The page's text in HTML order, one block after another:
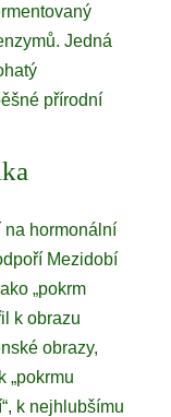
Jedná
přírodní
na hormonální
Mezidobí
„pokrm
k obrazu
obrazy,
„pokrmu
k nejhlubšímu